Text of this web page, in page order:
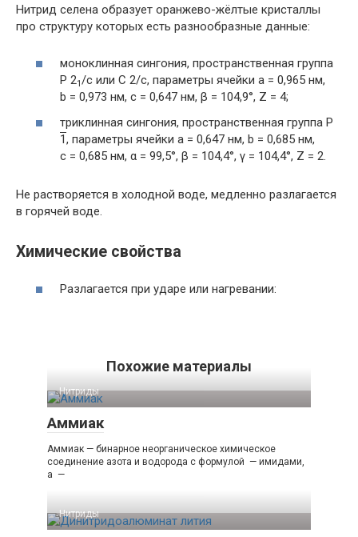
Нитрид селена образует оранжево-жёлтые кристаллы
про структуру которых есть разнообразные данные:
моноклинная сингония, пространственная группа
P 21 /c или C 2/c, параметры ячейки a = 0,965 нм,
b = 0,973 нм, c = 0,647 нм, β = 104,9°, Z = 4;
триклинная сингония, пространственная группа P
1, параметры ячейки a = 0,647 нм, b = 0,685 нм,
c = 0,685 нм, α = 99,5°, β = 104,4°, γ = 104,4°, Z = 2.
Не растворяется в холодной воде, медленно разлагается
в горячей воде.
Химические свойства
Разлагается при ударе или нагревании:
Похожие материалы
Нитриды‎
Аммиак
Аммиак — бинарное неорганическое химическое
соединение азота и водорода с формулой — имидами,
а —
Нитриды‎